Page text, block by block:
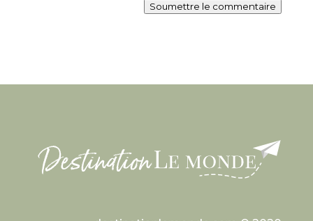
Soumettre le commentaire